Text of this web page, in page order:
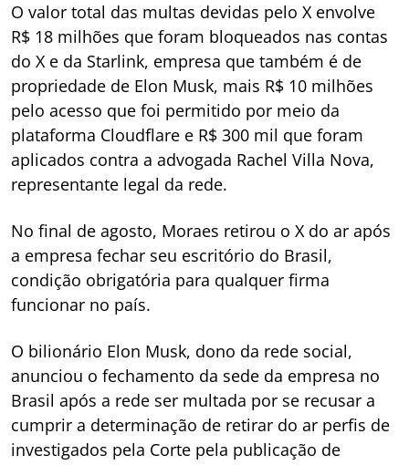
O valor total das multas devidas pelo X envolve
R$ 18 milhões que foram bloqueados nas contas
do X e da Starlink, empresa que também é de
propriedade de Elon Musk, mais R$ 10 milhões
pelo acesso que foi permitido por meio da
plataforma Cloudflare e R$ 300 mil que foram
aplicados contra a advogada Rachel Villa Nova,
representante legal da rede.
No final de agosto, Moraes retirou o X do ar após
a empresa fechar seu escritório do Brasil,
condição obrigatória para qualquer firma
funcionar no país.
O bilionário Elon Musk, dono da rede social,
anunciou o fechamento da sede da empresa no
Brasil após a rede ser multada por se recusar a
cumprir a determinação de retirar do ar perfis de
investigados pela Corte pela publicação de